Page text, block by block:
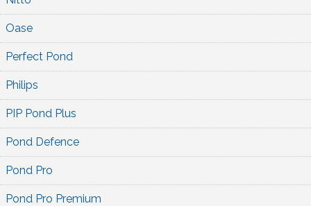
Oase
Perfect Pond
Philips
PIP Pond Plus
Pond Defence
Pond Pro
Pond Pro Premium